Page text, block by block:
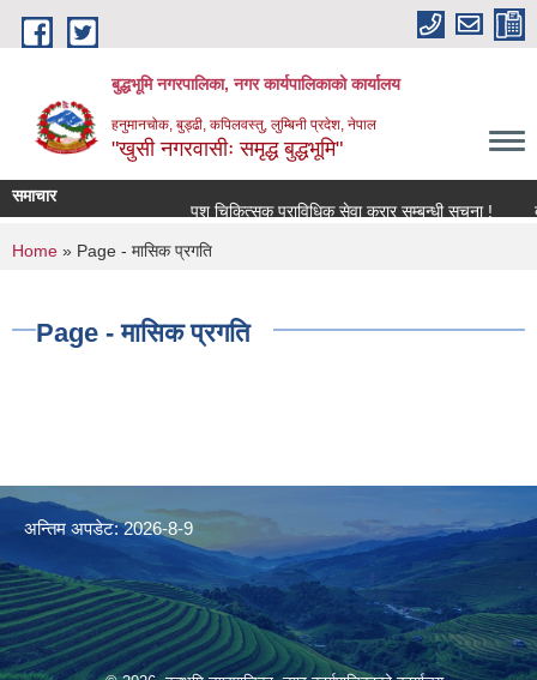
Skip to main content
बुद्धभूमि नगरपालिका, नगर कार्यपालिकाको कार्यालय
हनुमानचोक, बुड्ढी, कपिलवस्तु, लुम्बिनी प्रदेश, नेपाल
"खुसी नगरवासीः समृद्ध बुद्धभूमि"
समाचार
पशु चिकित्सक प्राविधिक सेवा करार सम्बन्धी सूचना !
You are here
Home » Page - मासिक प्रगति
Page - मासिक प्रगति
अन्तिम अपडेट: 2026-8-9